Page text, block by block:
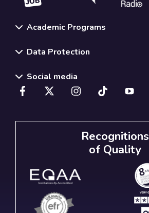
Academic Programs
Data Protection
Social media
Recognitions
of Quality